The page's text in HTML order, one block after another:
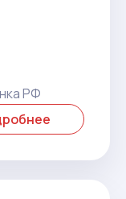
РФ